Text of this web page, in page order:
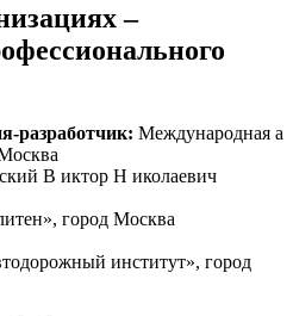
–
разработчик: Международная а
В иктор Н иколаевич
город Москва
институт», город